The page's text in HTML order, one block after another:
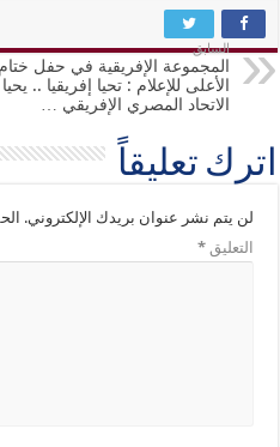
السابق
المجموعة الإفريقية في حفل ختام
الأعلى للإعلام : تحيا إفريقيا .. يحيا
الاتحاد المصري الإفريقي …
اترك تعليقاً
لن يتم نشر عنوان بريدك الإلكتروني.
التعليق*